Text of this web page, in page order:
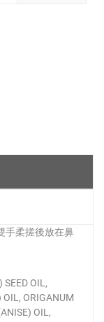
手柔搓後放在鼻
SEED OIL,
OIL, ORIGANUM
OIL,